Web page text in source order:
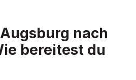
nach
bereitest du